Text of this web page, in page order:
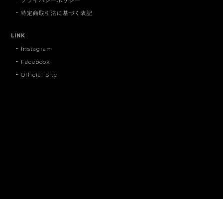
特定商取引法に基づく表記
LINK
Instagram
Facebook
Official Site